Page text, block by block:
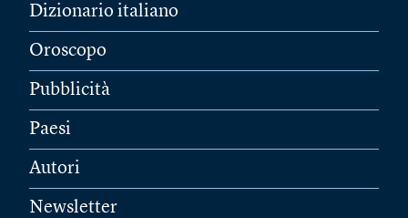
Dizionario italiano
Oroscopo
Pubblicità
Paesi
Autori
Newsletter